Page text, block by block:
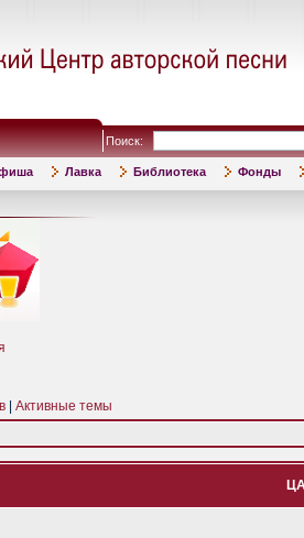
Поиск:
Лавка Библиотека Фонды
Активные темы